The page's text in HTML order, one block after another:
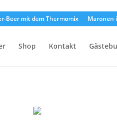
Beer mit dem Thermomix Maronen
Shop Kontakt